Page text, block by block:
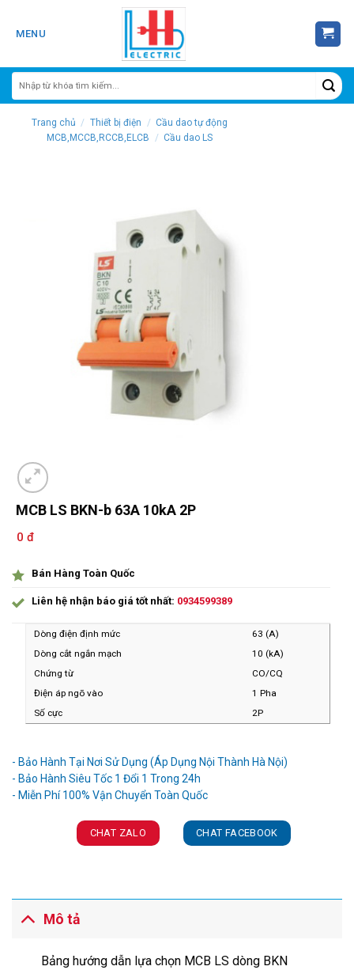
MENU
Trang chủ / Thiết bị điện / Cầu dao tự động
MCB,MCCB,RCCB,ELCB / Cầu dao LS
MCB LS BKN-b 63A 10kA 2P
0 đ
Bán Hàng Toàn Quốc
Liên hệ nhận báo giá tốt nhất: 0934599389
Dòng điện định mức
63 (A)
Dòng cắt ngắn mạch
10 (kA)
Chứng từ
CO/CQ
Điện áp ngõ vào
1 Pha
Số cực
2P
- Bảo Hành Tại Nơi Sử Dụng (Áp Dụng Nội Thành Hà Nội)
- Bảo Hành Siêu Tốc 1 Đổi 1 Trong 24h
CHAT ZALO CHAT FACEBOOK
Mô tả
Bảng hướng dẫn lựa chọn MCB LS dòng BKN